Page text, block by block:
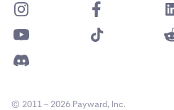
© 2011 – 2026 Payward, Inc.